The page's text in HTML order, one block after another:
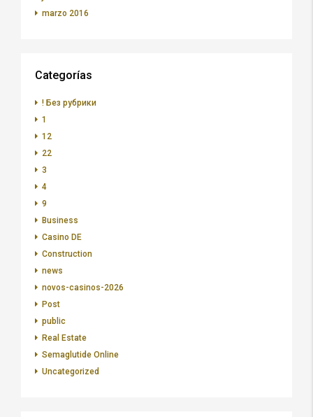
marzo 2016
Categorías
! Без рубрики
1
12
22
3
4
9
Business
Casino DE
Construction
news
novos-casinos-2026
Post
public
Real Estate
Semaglutide Online
Uncategorized